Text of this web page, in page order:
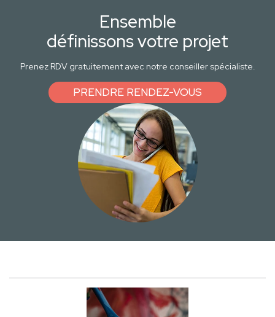
Ensemble
définissons votre projet
Prenez RDV gratuitement avec notre conseiller spécialiste.
PRENDRE RENDEZ-VOUS